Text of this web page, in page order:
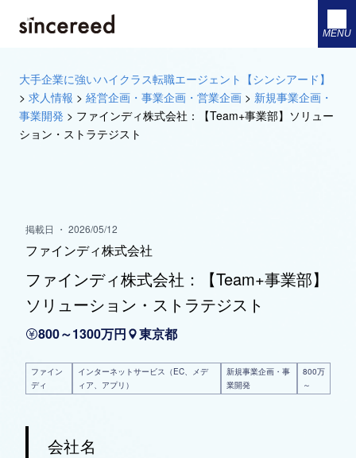
MENU
大手企業に強いハイクラス転職エージェント【シンシアード】
> 求人情報 > 経営企画・事業企画・営業企画 > 新規事業企画・
事業開発 > ファインディ株式会社：【Team+事業部】ソリュー
ション・ストラテジスト
掲載日 ・ 2026/05/12
ファインディ株式会社
ファインディ株式会社：【Team+事業部】
ソリューション・ストラテジスト
800～1300万円 東京都
ファイン
ディ
インターネットサービス（EC、メデ
ィア、アプリ）
新規事業企画・事
業開発
800万
～
会社名